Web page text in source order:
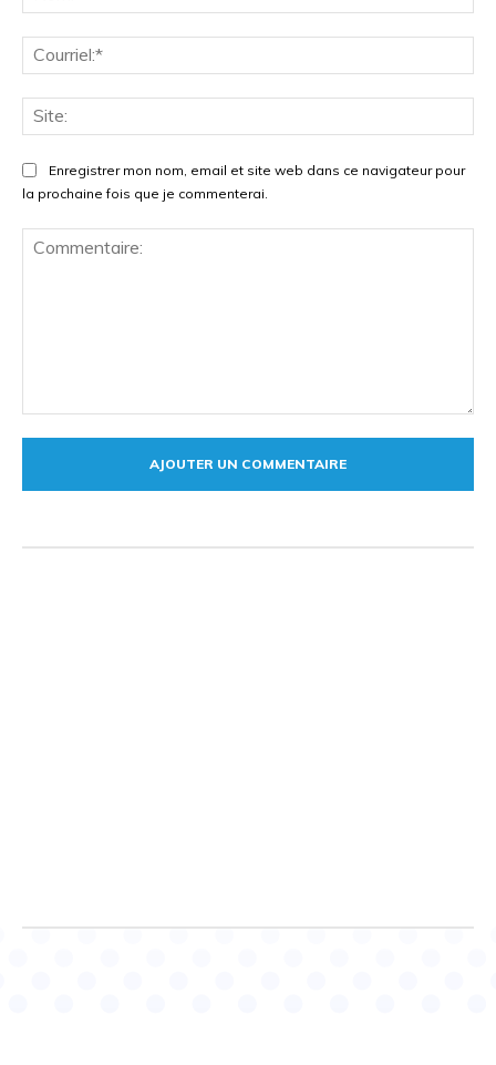
Enregistrer mon nom, email et site web dans ce navigateur pour
la prochaine fois que je commenterai.